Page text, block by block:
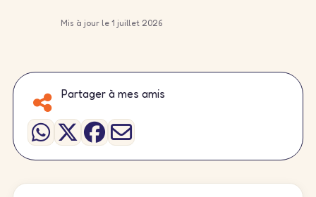
Mis à jour le 1 juillet 2026
Partager à mes amis